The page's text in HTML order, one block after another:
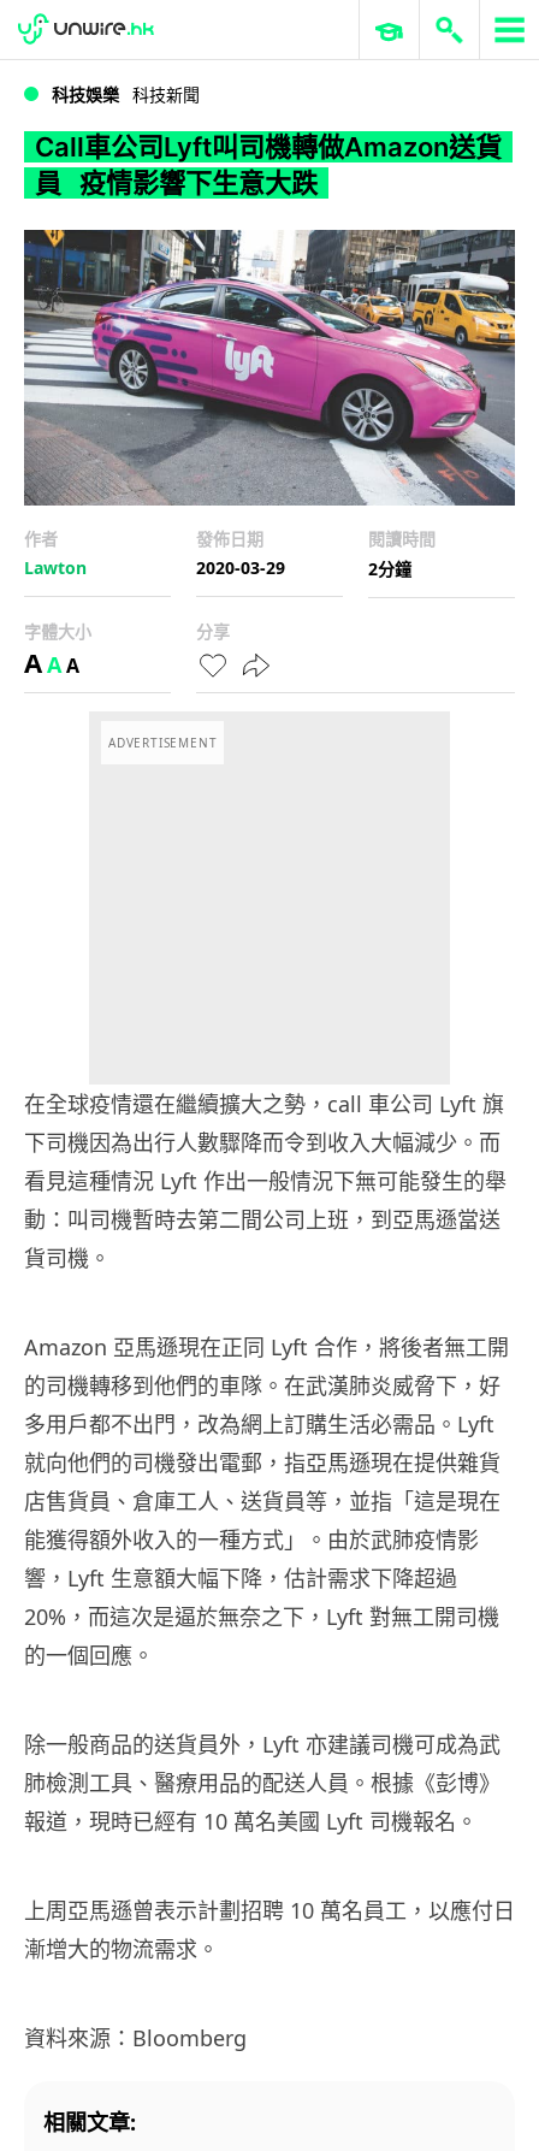
WWDC 2026 ERP 與商業 AI
科技娛樂 科技新聞
Call車公司Lyft叫司機轉做Amazon送貨
員 疫情影響下生意大跌
作者
Lawton
發佈日期
2020-03-29
閱讀時間
2分鐘
字體大小
AAA
分享
ADVERTISEMENT
在全球疫情還在繼續擴大之勢，call 車公司 Lyft 旗
下司機因為出行人數驟降而令到收入大幅減少。而
看見這種情況 Lyft 作出一般情況下無可能發生的舉
動：叫司機暫時去第二間公司上班，到亞馬遜當送
貨司機。
Amazon 亞馬遜現在正同 Lyft 合作，將後者無工開
的司機轉移到他們的車隊。在武漢肺炎威脅下，好
多用戶都不出門，改為網上訂購生活必需品。Lyft
就向他們的司機發出電郵，指亞馬遜現在提供雜貨
店售貨員、倉庫工人、送貨員等，並指「這是現在
能獲得額外收入的一種方式」。由於武肺疫情影
響，Lyft 生意額大幅下降，估計需求下降超過
20%，而這次是逼於無奈之下，Lyft 對無工開司機
的一個回應。
除一般商品的送貨員外，Lyft 亦建議司機可成為武
肺檢測工具、醫療用品的配送人員。根據《彭博》
報道，現時已經有 10 萬名美國 Lyft 司機報名。
上周亞馬遜曾表示計劃招聘 10 萬名員工，以應付日
漸增大的物流需求。
資料來源：Bloomberg
相關文章: